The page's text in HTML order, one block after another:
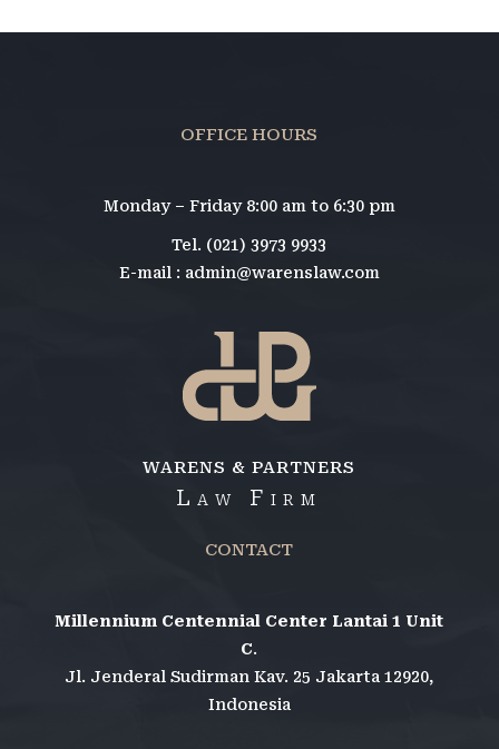
OFFICE HOURS
Monday – Friday 8:00 am to 6:30 pm
Tel. (021) 3973 9933
E-mail : admin@warenslaw.com
WARENS & PARTNERS
Law Firm
CONTACT
Millennium Centennial Center Lantai 1 Unit
C.
Jl. Jenderal Sudirman Kav. 25 Jakarta 12920,
Indonesia